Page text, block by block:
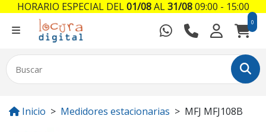
0
Inicio Medidores estacionarias MFJ MFJ108B
HORARIO ESPECIAL DEL01/08AL31/0809:00 - 15:00